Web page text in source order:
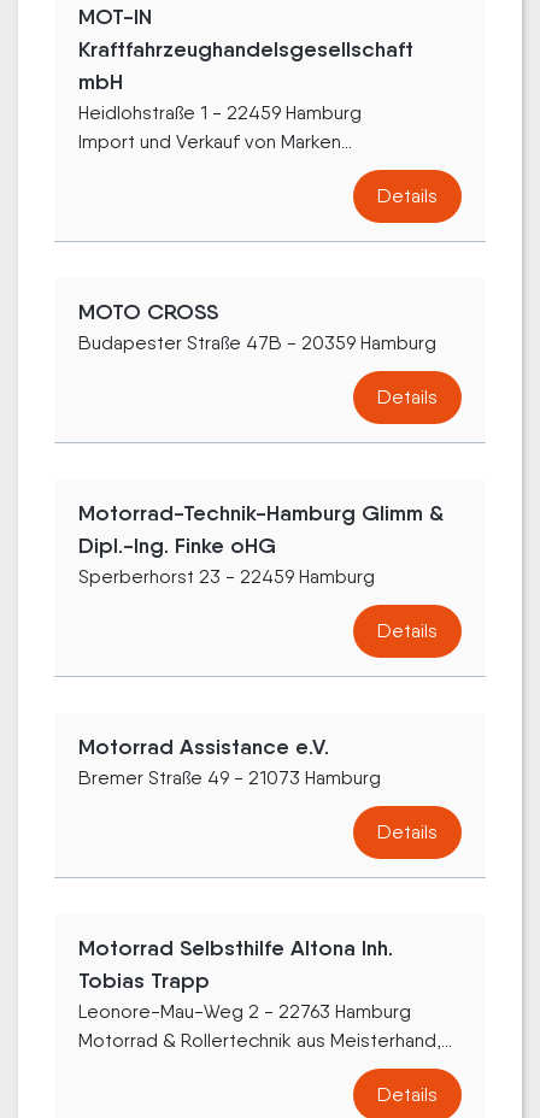
MOT-IN
Kraftfahrzeughandelsgesellschaft
mbH
Heidlohstraße 1 - 22459 Hamburg
Import und Verkauf von Marken...
Details
MOTO CROSS
Budapester Straße 47B - 20359 Hamburg
Details
Motorrad-Technik-Hamburg Glimm &
Dipl.-Ing. Finke oHG
Sperberhorst 23 - 22459 Hamburg
Details
Motorrad Assistance e.V.
Bremer Straße 49 - 21073 Hamburg
Details
Motorrad Selbsthilfe Altona Inh.
Tobias Trapp
Leonore-Mau-Weg 2 - 22763 Hamburg
Motorrad & Rollertechnik aus Meisterhand,...
Details